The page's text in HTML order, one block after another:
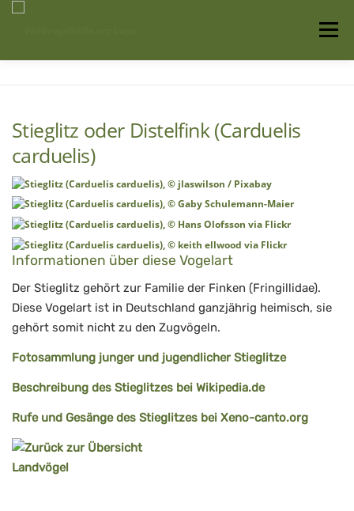
Menü
Auffangstationen
Stieglitz oder Distelfink (Carduelis
carduelis)
Informationen über diese Vogelart
Der Stieglitz gehört zur Familie der Finken (Fringillidae).
Diese Vogelart ist in Deutschland ganzjährig heimisch, sie
gehört somit nicht zu den Zugvögeln.
Fotosammlung junger und jugendlicher Stieglitze
Beschreibung des Stieglitzes bei Wikipedia.de
Rufe und Gesänge des Stieglitzes bei Xeno-canto.org